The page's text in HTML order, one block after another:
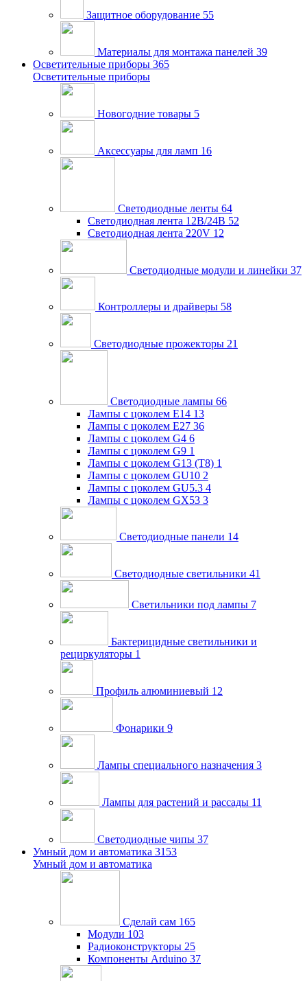
Защитное оборудование 55
Материалы для монтажа панелей 39
Осветительные приборы 365
Осветительные приборы
Новогодние товары 5
Аксессуары для ламп 16
Светодиодные ленты 64
Светодиодная лента 12В/24В 52
Светодиодная лента 220V 12
Светодиодные модули и линейки 37
Контроллеры и драйверы 58
Светодиодные прожекторы 21
Светодиодные лампы 66
Лампы с цоколем E14 13
Лампы с цоколем E27 36
Лампы с цоколем G4 6
Лампы с цоколем G9 1
Лампы с цоколем G13 (Т8) 1
Лампы с цоколем GU10 2
Лампы с цоколем GU5.3 4
Лампы с цоколем GX53 3
Светодиодные панели 14
Светодиодные светильники 41
Светильники под лампы 7
Бактерицидные светильники и
рециркуляторы 1
Профиль алюминиевый 12
Фонарики 9
Лампы специального назначения 3
Лампы для растений и рассады 11
Светодиодные чипы 37
Умный дом и автоматика 3153
Умный дом и автоматика
Сделай сам 165
Модули 103
Радиоконструкторы 25
Компоненты Arduino 37